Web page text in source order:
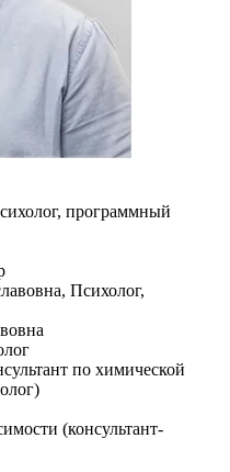
(консультант-